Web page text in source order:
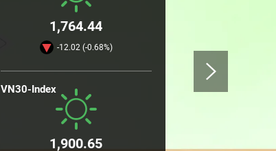
1,764.44
-12.02 (-0.68%)
VN30-Index
1,900.65